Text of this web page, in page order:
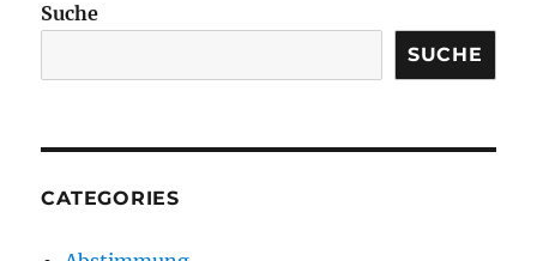
Suche
SUCHE
CATEGORIES